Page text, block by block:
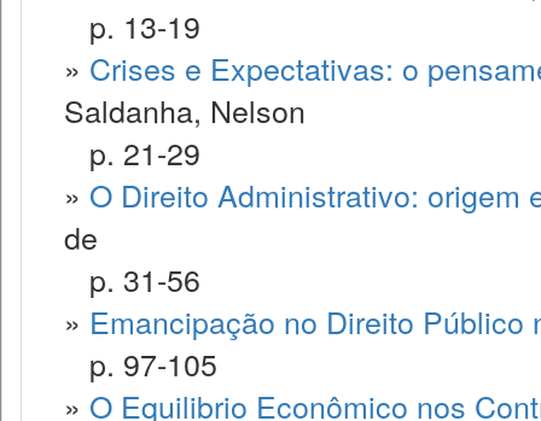
p. 13-19
» Crises e Expectativas: o
Saldanha, Nelson
p. 21-29
» O Direito Administrativo: origem
de
p. 31-56
» Emancipação no Direito Público
p. 97-105
» O Equilibrio Econômico nos